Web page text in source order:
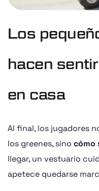
Los
hacen
en casa
Al final, los jugadores
los greenes, sino cómo
llegar, un vestuario
apetece quedarse